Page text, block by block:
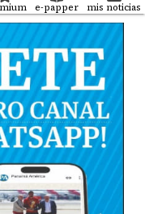
e-papper mis noticias